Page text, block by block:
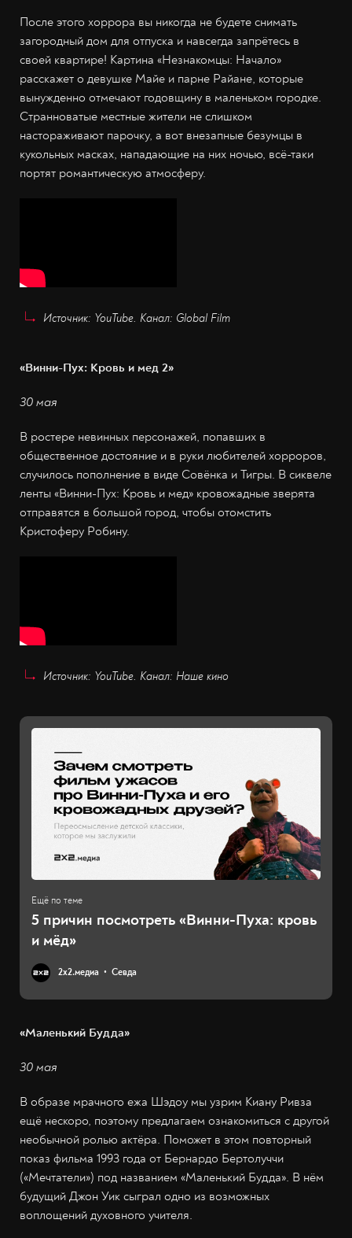
После этого хоррора вы никогда не будете снимать
загородный дом для отпуска и навсегда запрётесь в
своей квартире! Картина «Незнакомцы: Начало»
расскажет о девушке Майе и парне Райане, которые
вынужденно отмечают годовщину в маленьком городке.
Странноватые местные жители не слишком
настораживают парочку, а вот внезапные безумцы в
кукольных масках, нападающие на них ночью, всё-таки
портят романтическую атмосферу.
Источник: YouTube. Канал: Global Film
«Винни-Пух: Кровь и мед 2»
30 мая
В ростере невинных персонажей, попавших в
общественное достояние и в руки любителей хорроров,
случилось пополнение в виде Совёнка и Тигры. В сиквеле
ленты «Винни-Пух: Кровь и мед» кровожадные зверята
отправятся в большой город, чтобы отомстить
Кристоферу Робину.
Источник: YouTube. Канал: Наше кино
5 причин посмотреть «Винни-Пуха: кровь
и мёд»
2х2.медиа Севда
«Маленький Будда»
30 мая
В образе мрачного ежа Шэдоу мы узрим Киану Ривза
ещё нескоро, поэтому предлагаем ознакомиться с другой
необычной ролью актёра. Поможет в этом повторный
показ фильма 1993 года от Бернардо Бертолуччи
(«Мечтатели») под названием «Маленький Будда». В нём
будущий Джон Уик сыграл одно из возможных
воплощений духовного учителя.